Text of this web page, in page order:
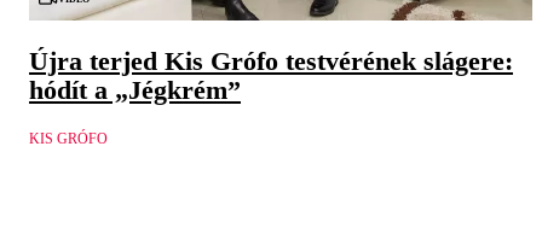
Újra terjed Kis Grófo testvérének slágere:
hódít a „Jégkrém”
KIS GRÓFO